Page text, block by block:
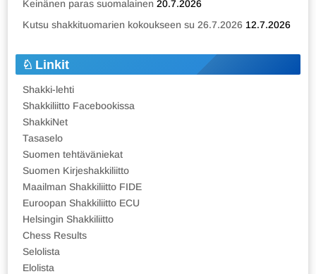
Keinänen paras suomalainen 20.7.2026
Kutsu shakkituomarien kokoukseen su 26.7.2026 12.7.2026
Linkit
Shakki-lehti
Shakkiliitto Facebookissa
ShakkiNet
Tasaselo
Suomen tehtäväniekat
Suomen Kirjeshakkiliitto
Maailman Shakkiliitto FIDE
Euroopan Shakkiliitto ECU
Helsingin Shakkiliitto
Chess Results
Selolista
Elolista